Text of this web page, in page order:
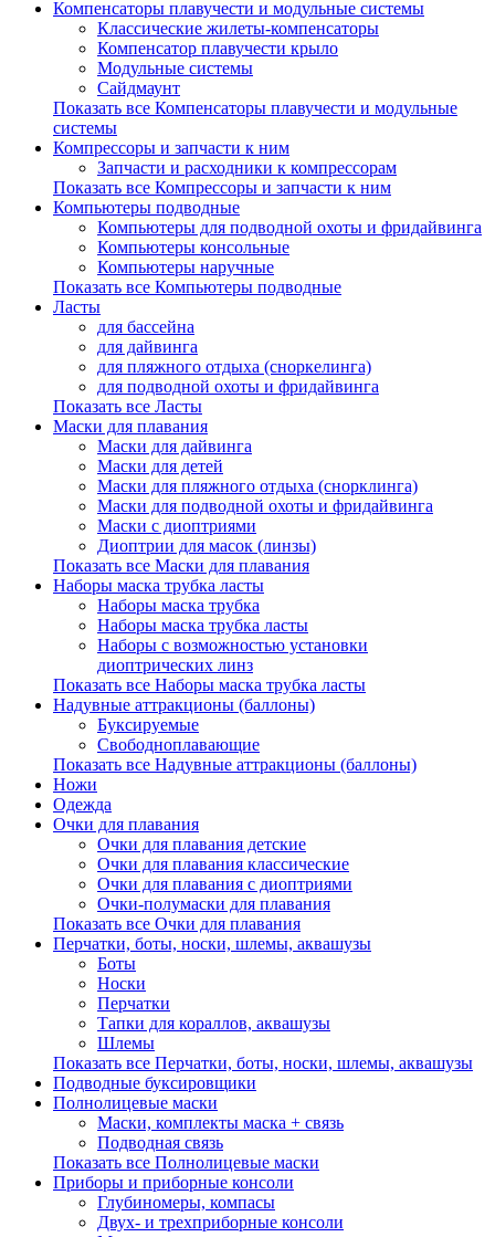
Компенсаторы плавучести и модульные системы
Классические жилеты-компенсаторы
Компенсатор плавучести крыло
Модульные системы
Сайдмаунт
Показать все Компенсаторы плавучести и модульные
системы
Компрессоры и запчасти к ним
Запчасти и расходники к компрессорам
Показать все Компрессоры и запчасти к ним
Компьютеры подводные
Компьютеры для подводной охоты и фридайвинга
Компьютеры консольные
Компьютеры наручные
Показать все Компьютеры подводные
Ласты
для бассейна
для дайвинга
для пляжного отдыха (сноркелинга)
для подводной охоты и фридайвинга
Показать все Ласты
Маски для плавания
Маски для дайвинга
Маски для детей
Маски для пляжного отдыха (снорклинга)
Маски для подводной охоты и фридайвинга
Маски с диоптриями
Диоптрии для масок (линзы)
Показать все Маски для плавания
Наборы маска трубка ласты
Наборы маска трубка
Наборы маска трубка ласты
Наборы с возможностью установки
диоптрических линз
Показать все Наборы маска трубка ласты
Надувные аттракционы (баллоны)
Буксируемые
Свободноплавающие
Показать все Надувные аттракционы (баллоны)
Ножи
Одежда
Очки для плавания
Очки для плавания детские
Очки для плавания классические
Очки для плавания с диоптриями
Очки-полумаски для плавания
Показать все Очки для плавания
Перчатки, боты, носки, шлемы, аквашузы
Боты
Носки
Перчатки
Тапки для кораллов, аквашузы
Шлемы
Показать все Перчатки, боты, носки, шлемы, аквашузы
Подводные буксировщики
Полнолицевые маски
Маски, комплекты маска + связь
Подводная связь
Показать все Полнолицевые маски
Приборы и приборные консоли
Глубиномеры, компасы
Двух- и трехприборные консоли